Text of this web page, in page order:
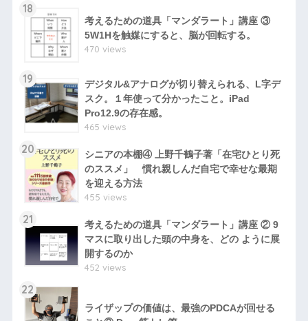
18
考えるための道具「マンダラート」講座 ③
5W1Hを触媒にすると、脳が回転する。
470 views
19
デジタル&アナログが切り替えられる、L字デ
スク。１年使って分かったこと。iPad
Pro12.9の存在感。
465 views
20
シニアの本棚④ 上野千鶴子著「在宅ひとり死
のススメ」 慣れ親しんだ自宅で幸せな最期
を迎える方法
455 views
21
考えるための道具「マンダラート」講座 ② 9
マスに取り出した頭の中身を、どの ように展
開するのか
452 views
22
ライザップの価値は、最強のPDCAが回せる